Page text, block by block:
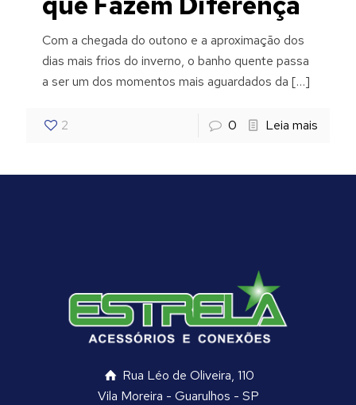
Com a chegada do outono e a aproximação dos
dias mais frios do inverno, o banho quente passa
a ser um dos momentos mais aguardados da […]
2 0 Leia mais
Rua Léo de Oliveira, 110
Vila Moreira - Guarulhos - SP